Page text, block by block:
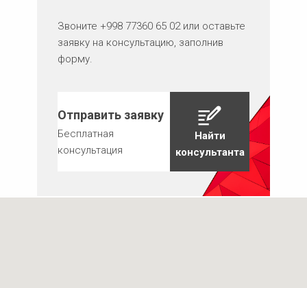
Звоните +998 77360 65 02 или оставьте
заявку на консультацию, заполнив
форму.
Отправить заявку
Бесплатная
консультация
Найти
консультанта